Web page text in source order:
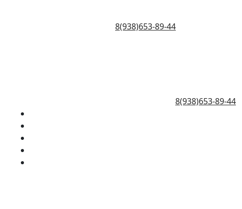
8(938)653-89-44
8(938)653-89-44